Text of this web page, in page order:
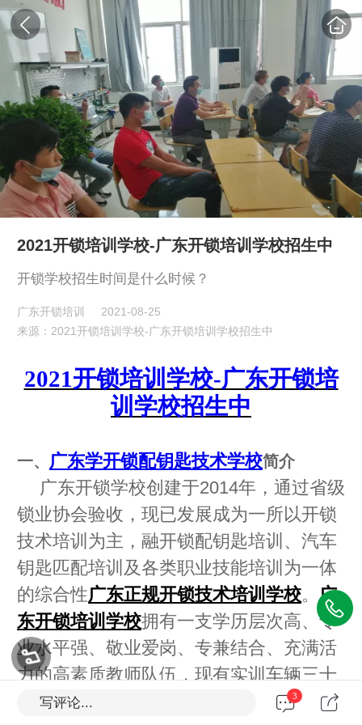
2021开锁培训学校-广东开锁培训学校招生中
开锁学校招生时间是什么时候？
广东开锁培训
2021-08-25
来源：2021开锁培训学校-广东开锁培训学校招生中
2021开锁培训学校-广东开锁培
训学校招生中
一、 广东学开锁配钥匙技术学校简介
广东开锁学校创建于2014年，通过省级
锁业协会验收，现已发展成为一所以开锁
技术培训为主，融开锁配钥匙培训、汽车
钥匙匹配培训及各类职业技能培训为一体
的综合性广东正规开锁技术培训学校。广
东开锁培训学校拥有一支学历层次高、专
业水平强、敬业爱岗、专兼结合、充满活
力的高素质教师队伍，现有实训车辆三十
多辆、实训场地350平米、理论教室12
写评论... 3